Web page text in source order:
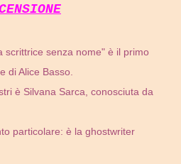
scrittrice senza nome" è il primo
di Alice Basso.
è Silvana Sarca, conosciuta da
particolare: è la ghostwriter